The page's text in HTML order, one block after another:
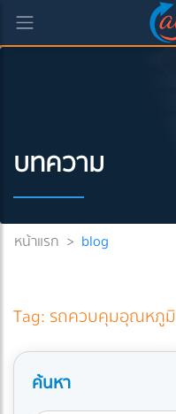
บทความ
หน้าแรก > blog
Tag: รถควบคุมอุณหภูมิ
ค้นหา